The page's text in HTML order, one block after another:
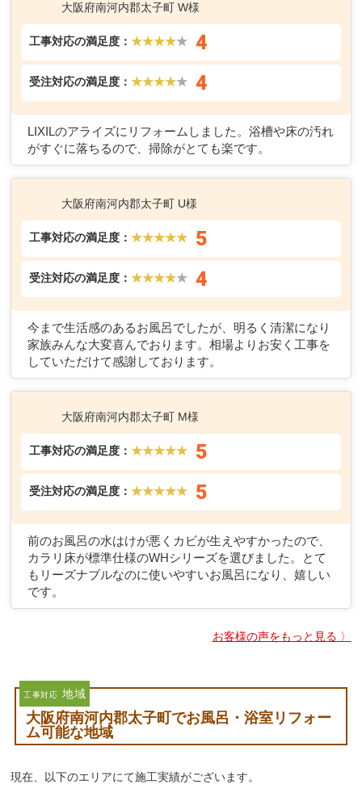
大阪府南河内郡太子町 W様
工事対応の満足度：★★★★★ 4
受注対応の満足度：★★★★★ 4
LIXILのアライズにリフォームしました。浴槽や床の汚れ
がすぐに落ちるので、掃除がとても楽です。
大阪府南河内郡太子町 U様
工事対応の満足度：★★★★★ 5
受注対応の満足度：★★★★★ 4
今まで生活感のあるお風呂でしたが、明るく清潔になり
家族みんな大変喜んでおります。相場よりお安く工事を
していただけて感謝しております。
大阪府南河内郡太子町 M様
工事対応の満足度：★★★★★ 5
受注対応の満足度：★★★★★ 5
前のお風呂の水はけが悪くカビが生えやすかったので、
カラリ床が標準仕様のWHシリーズを選びました。とて
もリーズナブルなのに使いやすいお風呂になり、嬉しい
です。
お客様の声をもっと見る 〉
工事対応 地域
大阪府南河内郡太子町でお風呂・浴室リフォー
ム可能な地域
現在、以下のエリアにて施工実績がございます。